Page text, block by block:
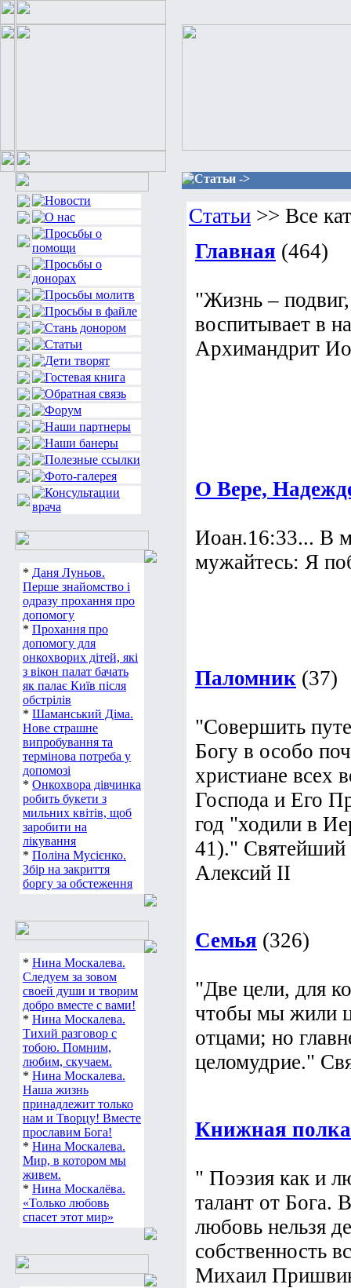
* Даня Луньов.
Перше знайомство і
одразу прохання про
допомогу
* Прохання про
допомогу для
онкохворих дітей, які
з вікон палат бачать
як палає Київ після
обстрілів
* Шаманський Діма.
Нове страшне
випробування та
термінова потреба у
допомозі
* Онкохвора дівчинка
робить букети з
мильних квітів, щоб
заробити на
лікування
* Поліна Мусієнко.
Збір на закриття
боргу за обстеження
* Нина Москалева.
Следуем за зовом
своей души и творим
добро вместе с вами!
* Нина Москалева.
Тихий разговор с
тобою. Помним,
любим, скучаем.
* Нина Москалева.
Наша жизнь
принадлежит только
нам и Творцу! Вместе
прославим Бога!
* Нина Москалева.
Мир, в котором мы
живем.
* Нина Москалёва.
«Только любовь
спасет этот мир»
Статьи ->
Статьи >> Все
Главная (464)
"Жизнь –
воспитывает в
Архимандрит
О Вере,
Иоан.16:33... В
мужайтесь: Я
Паломник (37)
"Совершить
Богу в особо
христиане всех
Господа и Его
год "ходили в
41)." Святейший
Алексий II
Семья (326)
"Две цели, для
чтобы мы жили
отцами; но
целомудрие."
Книжная полка
" Поэзия как и
талант от Бога.
любовь нельзя
собственность
Михаил